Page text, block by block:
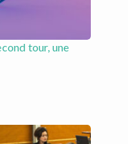
tour, une